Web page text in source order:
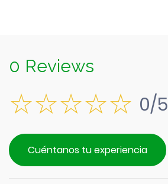
0 Reviews
0/5
Cuéntanos tu experiencia